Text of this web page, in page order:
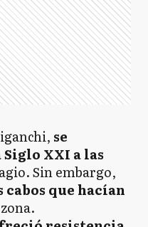
se
XXI a las
Sin embargo,
que hacían